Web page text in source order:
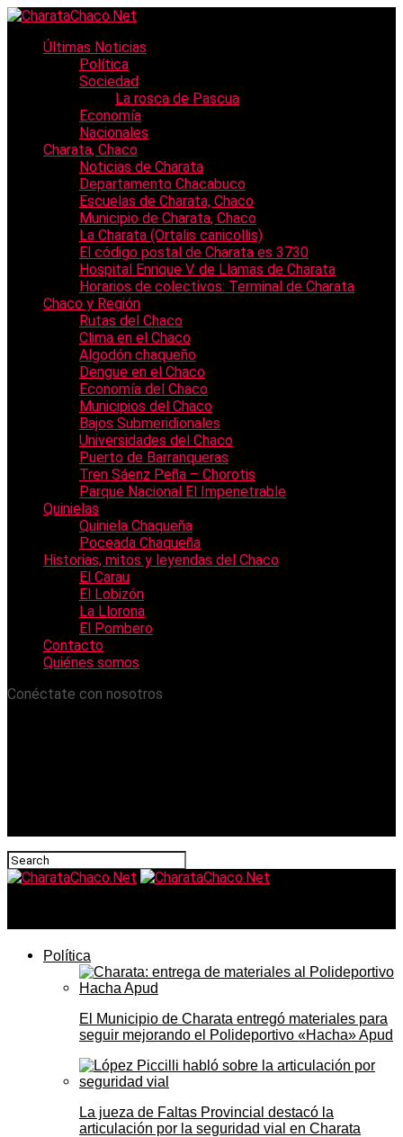
Últimas Noticias
Política
Sociedad
La rosca de Pascua
Economía
Nacionales
Charata, Chaco
Noticias de Charata
Departamento Chacabuco
Escuelas de Charata, Chaco
Municipio de Charata, Chaco
La Charata (Ortalis canicollis)
El código postal de Charata es 3730
Hospital Enrique V. de Llamas de Charata
Horarios de colectivos: Terminal de Charata
Chaco y Región
Rutas del Chaco
Clima en el Chaco
Algodón chaqueño
Dengue en el Chaco
Economía del Chaco
Municipios del Chaco
Bajos Submeridionales
Universidades del Chaco
Puerto de Barranqueras
Tren Sáenz Peña – Chorotis
Parque Nacional El Impenetrable
Quinielas
Quiniela Chaqueña
Poceada Chaqueña
Historias, mitos y leyendas del Chaco
El Carau
El Lobizón
La Llorona
El Pombero
Contacto
Quiénes somos
Conéctate con nosotros
Política
El Municipio de Charata entregó materiales para
seguir mejorando el Polideportivo «Hacha» Apud
La jueza de Faltas Provincial destacó la
articulación por la seguridad vial en Charata